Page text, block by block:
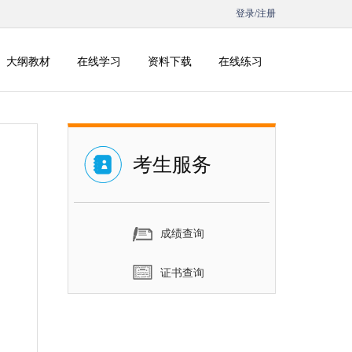
登录/注册
大纲教材 在线学习 资料下载 在线练习
考生服务
成绩查询
证书查询